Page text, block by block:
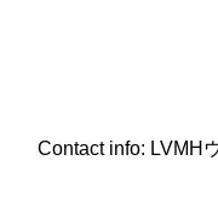
Contact info: